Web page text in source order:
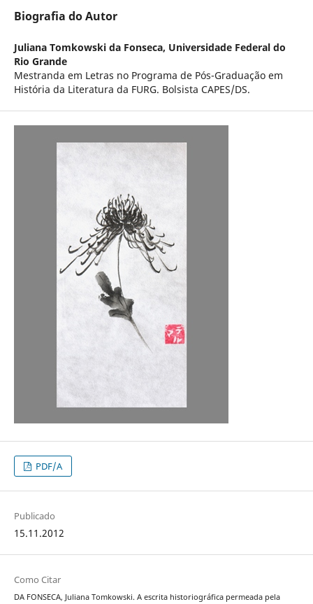
Biografia do Autor
Juliana Tomkowski da Fonseca, Universidade Federal do
Rio Grande
Mestranda em Letras no Programa de Pós-Graduação em
História da Literatura da FURG. Bolsista CAPES/DS.
PDF/A
Publicado
15.11.2012
Como Citar
DA FONSECA, Juliana Tomkowski. A escrita historiográfica permeada pela